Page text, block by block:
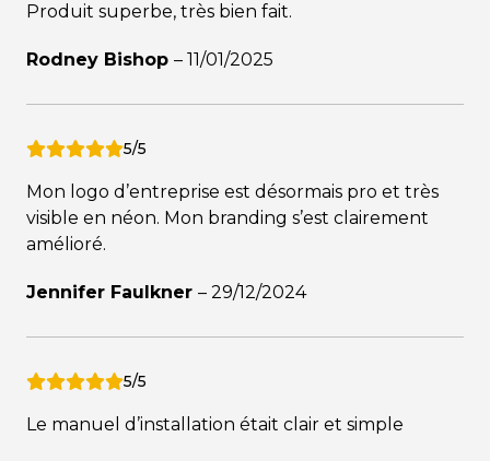
Produit superbe, très bien fait.
Rodney Bishop – 11/01/2025
5/5
Mon logo d’entreprise est désormais pro et très
visible en néon. Mon branding s’est clairement
amélioré.
Jennifer Faulkner – 29/12/2024
5/5
Le manuel d’installation était clair et simple